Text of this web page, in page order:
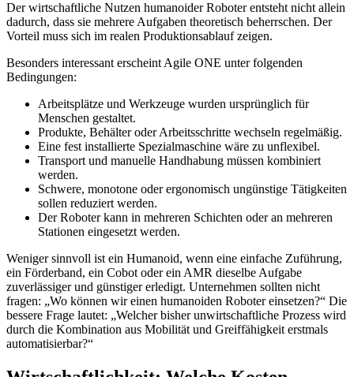
Der wirtschaftliche Nutzen humanoider Roboter entsteht nicht allein
dadurch, dass sie mehrere Aufgaben theoretisch beherrschen. Der
Vorteil muss sich im realen Produktionsablauf zeigen.
Besonders interessant erscheint Agile ONE unter folgenden
Bedingungen:
Arbeitsplätze und Werkzeuge wurden ursprünglich für
Menschen gestaltet.
Produkte, Behälter oder Arbeitsschritte wechseln regelmäßig.
Eine fest installierte Spezialmaschine wäre zu unflexibel.
Transport und manuelle Handhabung müssen kombiniert
werden.
Schwere, monotone oder ergonomisch ungünstige Tätigkeiten
sollen reduziert werden.
Der Roboter kann in mehreren Schichten oder an mehreren
Stationen eingesetzt werden.
Weniger sinnvoll ist ein Humanoid, wenn eine einfache Zuführung,
ein Förderband, ein Cobot oder ein AMR dieselbe Aufgabe
zuverlässiger und günstiger erledigt. Unternehmen sollten nicht
fragen: „Wo können wir einen humanoiden Roboter einsetzen?“ Die
bessere Frage lautet: „Welcher bisher unwirtschaftliche Prozess wird
durch die Kombination aus Mobilität und Greiffähigkeit erstmals
automatisierbar?“